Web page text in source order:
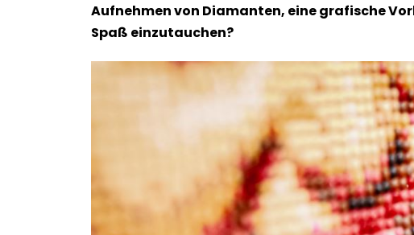
Aufnehmen von Diamanten, eine grafische
Spaß einzutauchen?